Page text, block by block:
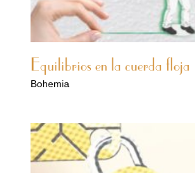
Equilibrios en la cuerda floja
Bohemia